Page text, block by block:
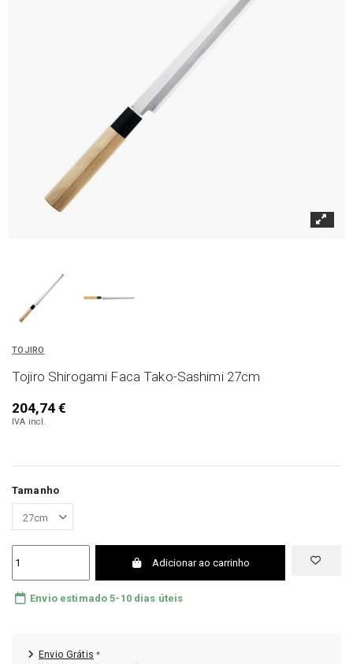
TOJIRO
Tojiro Shirogami Faca Tako-Sashimi 27cm
204,74 €
IVA incl.
Tamanho
Adicionar ao carrinho
Envio estimado 5-10 dias úteis
Envio Grátis *